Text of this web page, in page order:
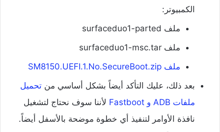
الكمبيوتر:
ملف surfaceduo1-parted
ملف surfaceduo1-msc.tar
ملف SM8150.UEFI.1.No.SecureBoot.zip
بعد ذلك، عليك التأكد أيضاً بشكل أساسي من تحميل
ملفات ADB و Fastboot
لأننا سوف نحتاج لتشغيل
نافذة الأوامر لتنفيذ أي خطوة موضحة بالأسفل أيضاً.